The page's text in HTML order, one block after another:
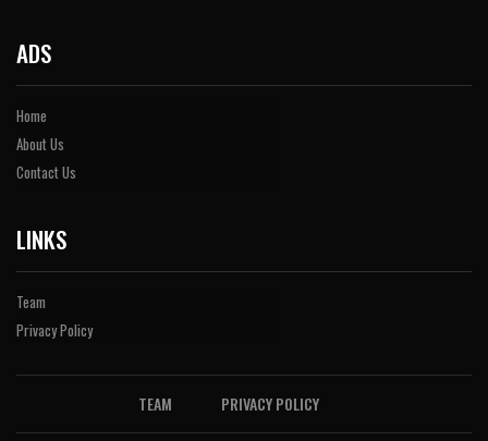
ADS
Home
About Us
Contact Us
LINKS
Team
Privacy Policy
TEAM PRIVACY POLICY